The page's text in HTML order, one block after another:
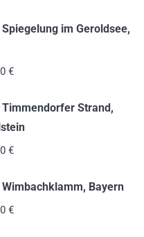
im Geroldsee,
€
Timmendorfer Strand,
€
Bayern
€